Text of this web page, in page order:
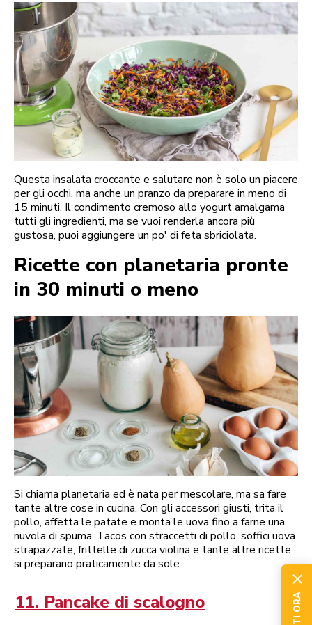
Questa insalata croccante e salutare non è solo un piacere
per gli occhi, ma anche un pranzo da preparare in meno di
15 minuti. Il condimento cremoso allo yogurt amalgama
tutti gli ingredienti, ma se vuoi renderla ancora più
gustosa, puoi aggiungere un po' di feta sbriciolata.
Ricette con planetaria pronte
in 30 minuti o meno
Si chiama planetaria ed è nata per mescolare, ma sa fare
tante altre cose in cucina. Con gli accessori giusti, trita il
pollo, affetta le patate e monta le uova fino a farne una
nuvola di spuma. Tacos con straccetti di pollo, soffici uova
strapazzate, frittelle di zucca violina e tante altre ricette
si preparano praticamente da sole.
11. Pancake di scalogno